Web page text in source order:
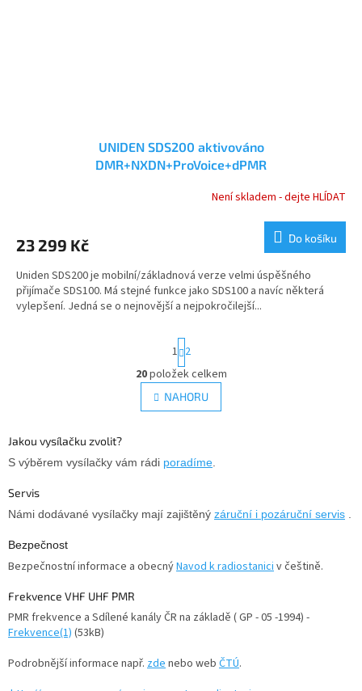
UNIDEN SDS200 aktivováno
DMR+NXDN+ProVoice+dPMR
Není skladem - dejte HLÍDAT
23 299 Kč Do košíku
Uniden SDS200 je mobilní/základnová verze velmi úspěšného
přijímače SDS100. Má stejné funkce jako SDS100 a navíc některá
vylepšení. Jedná se o nejnovější a nejpokročilejší...
O
v
l
a
c
r
y
p
i
u
S
t
r
á
n
k
n
1 2
20položek celkem
NAHORU
Jakou vysílačku zvolit?
S výběrem vysílačky vám rádi poradíme
Servis
Námi dodávané vysílačky mají zajištěný záruční i pozáruční servis
Bezpečnost
Bezpečnostní informace a obecnýNavod k radiostanici v češtině.
Frekvence VHF UHF PMR
PMR frekvence a Sdílené kanály ČR na základě ( GP - 05 -1994) -
Frekvence(1) (53kB)
Podrobnější informace např. zde nebo web ČTÚ.